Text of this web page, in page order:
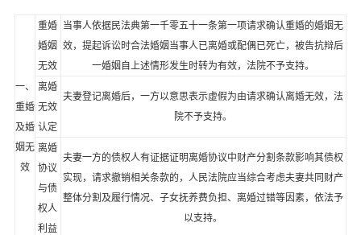
一、
重婚
及婚
姻无
效
重婚
婚姻
无效
当事人依据民法典第一千零五十一条第一项请求确认重婚的婚姻无
效，提起诉讼时合法婚姻当事人已离婚或配偶已死亡，被告抗辩后
一婚姻自上述情形发生时转为有效，法院不予支持。
离婚
无效
认定
夫妻登记离婚后，一方以意思表示虚假为由请求确认离婚无效，法
院不予支持。
离婚
协议
与债
权人
利益
夫妻一方的债权人有证据证明离婚协议中财产分割条款影响其债权
实现，请求撤销相关条款的，人民法院应当综合考虑夫妻共同财产
整体分割及履行情况、子女抚养费负担、离婚过错等因素，依法予
以支持。